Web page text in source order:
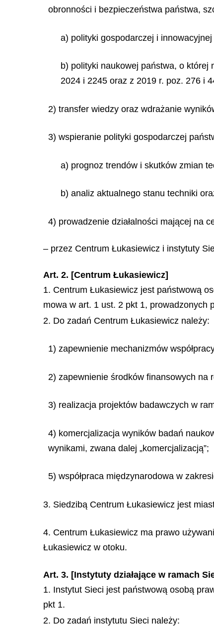
obronności i bezpieczeństwa państwa,
a) polityki gospodarczej i
b) polityki naukowej państwa, o
2024 i 2245 oraz z 2019 r. poz. 276 i
2) transfer wiedzy oraz wdrażanie
3) wspieranie polityki gospodarczej
a) prognoz trendów i skutków zmian
b) analiz aktualnego stanu techniki
4) prowadzenie działalności mającej na
– przez Centrum Łukasiewicz i instytuty
Art. 2. [Centrum Łukasiewicz]
1. Centrum Łukasiewicz jest państwową
mowa w art. 1 ust. 2 pkt 1, prowadzonych
2. Do zadań Centrum Łukasiewicz należy:
1) zapewnienie mechanizmów
2) zapewnienie środków finansowych na
3) realizacja projektów badawczych w
4) komercjalizacja wyników badań
wynikami, zwana dalej „komercjalizacją”;
5) współpraca międzynarodowa w
3. Siedzibą Centrum Łukasiewicz jest
4. Centrum Łukasiewicz ma prawo
Łukasiewicz w otoku.
Art. 3. [Instytuty działające w ramach
1. Instytut Sieci jest państwową osobą
pkt 1.
2. Do zadań instytutu Sieci należy: